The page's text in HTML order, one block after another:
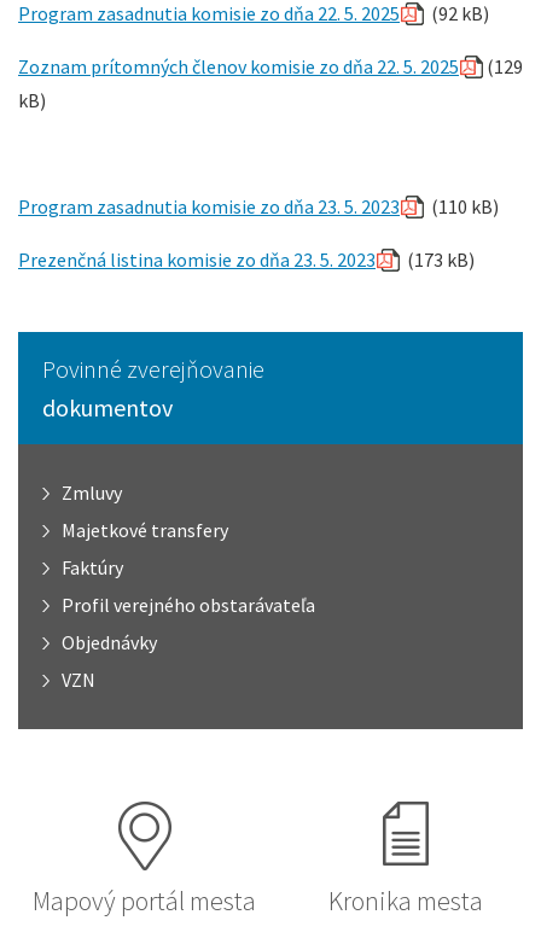
Program zasadnutia komisie zo dňa 22. 5. 2025 (92 kB)
Zoznam prítomných členov komisie zo dňa 22. 5. 2025
(129
kB)
Program zasadnutia komisie zo dňa 23. 5. 2023 (110 kB)
Prezenčná listina komisie zo dňa 23. 5. 2023 (173 kB)
Povinné zverejňovanie
dokumentov
Zmluvy
Majetkové transfery
Faktúry
Profil verejného obstarávateľa
Objednávky
VZN
Mapový portál mesta Kronika mesta